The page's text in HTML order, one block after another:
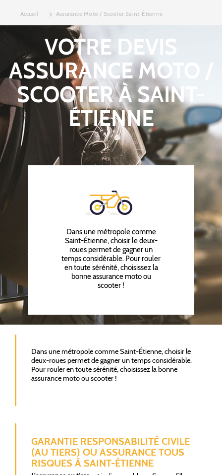
Accueil Assurance Moto / Scooter Saint-Étienne
VOTRE DEVIS
ASSURANCE MOTO /
SCOOTER À SAINT-
ÉTIENNE
Dans une métropole comme
Saint-Étienne, choisir le deux-
roues permet de gagner un
temps considérable. Pour rouler
en toute sérénité, choisissez la
bonne assurance moto ou
scooter !
Dans une métropole comme Saint-Étienne, choisir le
deux-roues permet de gagner un temps considérable.
Pour rouler en toute sérénité, choisissez la bonne
assurance moto ou scooter !
GARANTIE RESPONSABILITÉ CIVILE
(AU TIERS) OU ASSURANCE TOUS
RISQUES À SAINT-ÉTIENNE